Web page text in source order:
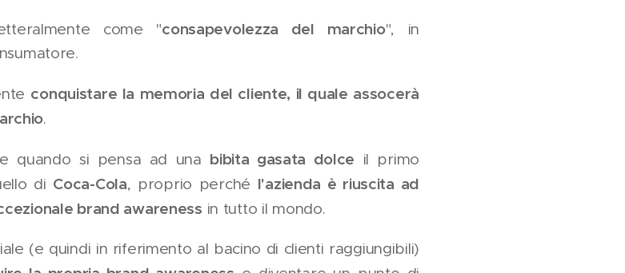
come "consapevolezza del marchio", in
conquistare la memoria del cliente, il quale assocerà
.
quando si pensa ad una bibita gasata dolce il primo
di Coca-Cola, proprio perché l'azienda è riuscita ad
brand awareness in tutto il mondo.
(e quindi in riferimento al bacino di clienti raggiungibili)